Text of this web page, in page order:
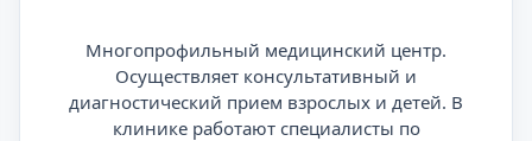
Многопрофильный медицинский центр.
Осуществляет консультативный и
диагностический прием взрослых и детей. В
клинике работают специалисты по